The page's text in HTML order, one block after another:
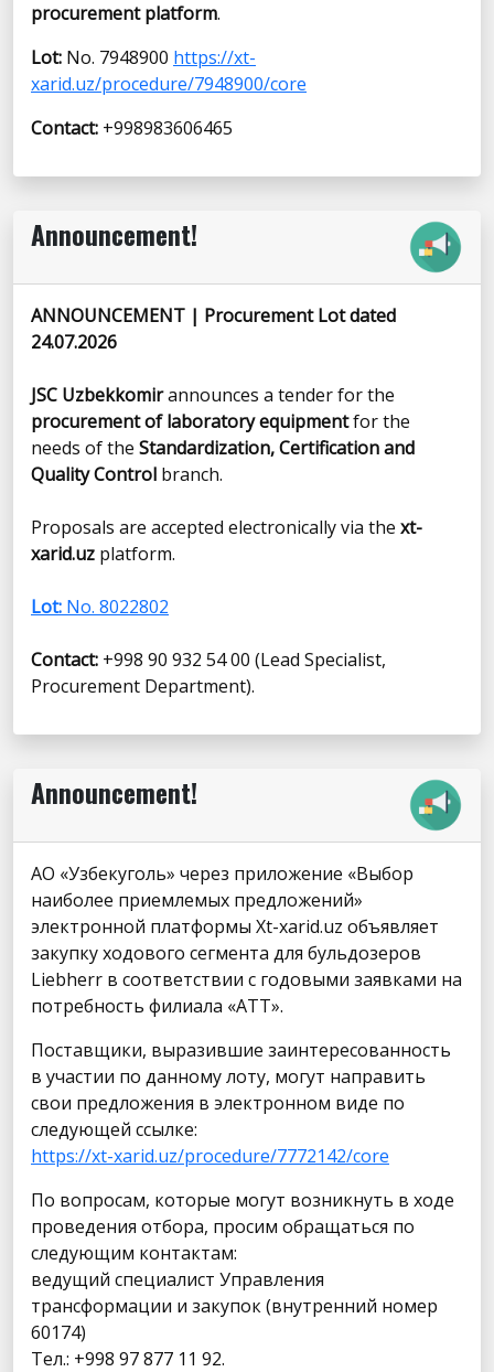
procurement platform.
Lot: No. 7948900 https://xt-
xarid.uz/procedure/7948900/core
Contact: +998983606465
Announcement!
ANNOUNCEMENT | Procurement Lot dated
24.07.2026
JSC Uzbekkomirannounces a tender for the
procurement of laboratory equipmentfor the
needs of the Standardization, Certification and
Quality Control branch.
Proposals are accepted electronically via the xt-
xarid.uz platform.
Lot: No. 8022802
Contact: +998 90 932 54 00 (Lead Specialist,
Procurement Department).
Announcement!
АО «Узбекуголь» через приложение «Выбор
наиболее приемлемых предложений»
электронной платформы Xt-xarid.uz объявляет
закупку ходового сегмента для бульдозеров
Liebherr в соответствии с годовыми заявками на
потребность филиала «АТТ».
Поставщики, выразившие заинтересованность
в участии по данному лоту, могут направить
свои предложения в электронном виде по
следующей ссылке:
https://xt-xarid.uz/procedure/7772142/core
По вопросам, которые могут возникнуть в ходе
проведения отбора, просим обращаться по
следующим контактам:
ведущий специалист Управления
трансформации и закупок (внутренний номер
60174)
Тел.: +998 97 877 11 92.